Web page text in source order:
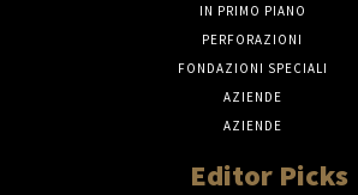
IN PRIMO PIANO
PERFORAZIONI
FONDAZIONI SPECIALI
AZIENDE
AZIENDE
Editor Picks